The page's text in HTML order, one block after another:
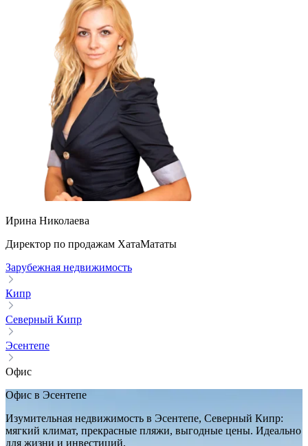
Ирина Николаева
Директор по продажам ХатаМататы
Зарубежная недвижимость
Кипр
Северный Кипр
Эсентепе
Офис
Офис в Эсентепе
Изумительная недвижимость в Эсентепе, Северный Кипр:
мягкий климат, прекрасные пляжи, выгодные цены. Идеально
для жизни и инвестиций.